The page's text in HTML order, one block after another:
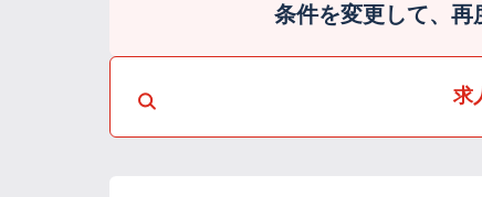
条件を変更して、再
求